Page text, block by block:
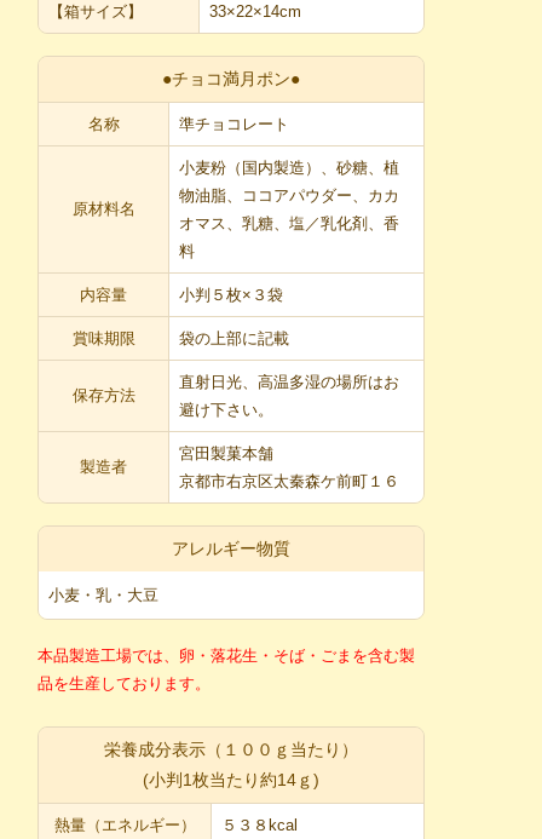
【箱サイズ】 33×22×14cm
●チョコ満月ポン●
名称 準チョコレート
原材料名
小麦粉（国内製造）、砂糖、植
物油脂、ココアパウダー、カカ
オマス、乳糖、塩／乳化剤、香
料
内容量 小判５枚×３袋
賞味期限 袋の上部に記載
保存方法
直射日光、高温多湿の場所はお
避け下さい。
製造者
宮田製菓本舗
京都市右京区太秦森ケ前町１６
アレルギー物質
小麦・乳・大豆
本品製造工場では、卵・落花生・そば・ごまを含む製
品を生産しております。
栄養成分表示（１００ｇ当たり）
(小判1枚当たり約14ｇ)
熱量（エネルギー） ５３８kcal